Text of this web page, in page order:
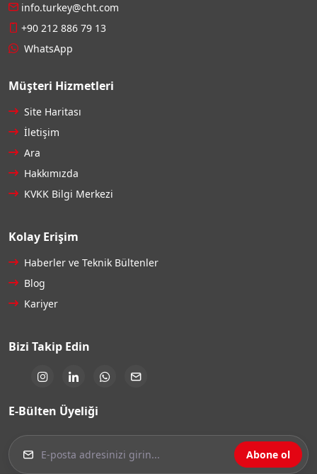
info.turkey@cht.com
+90 212 886 79 13
WhatsApp
Müşteri Hizmetleri
Site Haritası
İletişim
Ara
Hakkımızda
KVKK Bilgi Merkezi
Kolay Erişim
Haberler ve Teknik Bültenler
Blog
Kariyer
Bizi Takip Edin
E-Bülten Üyeliği
Abone ol